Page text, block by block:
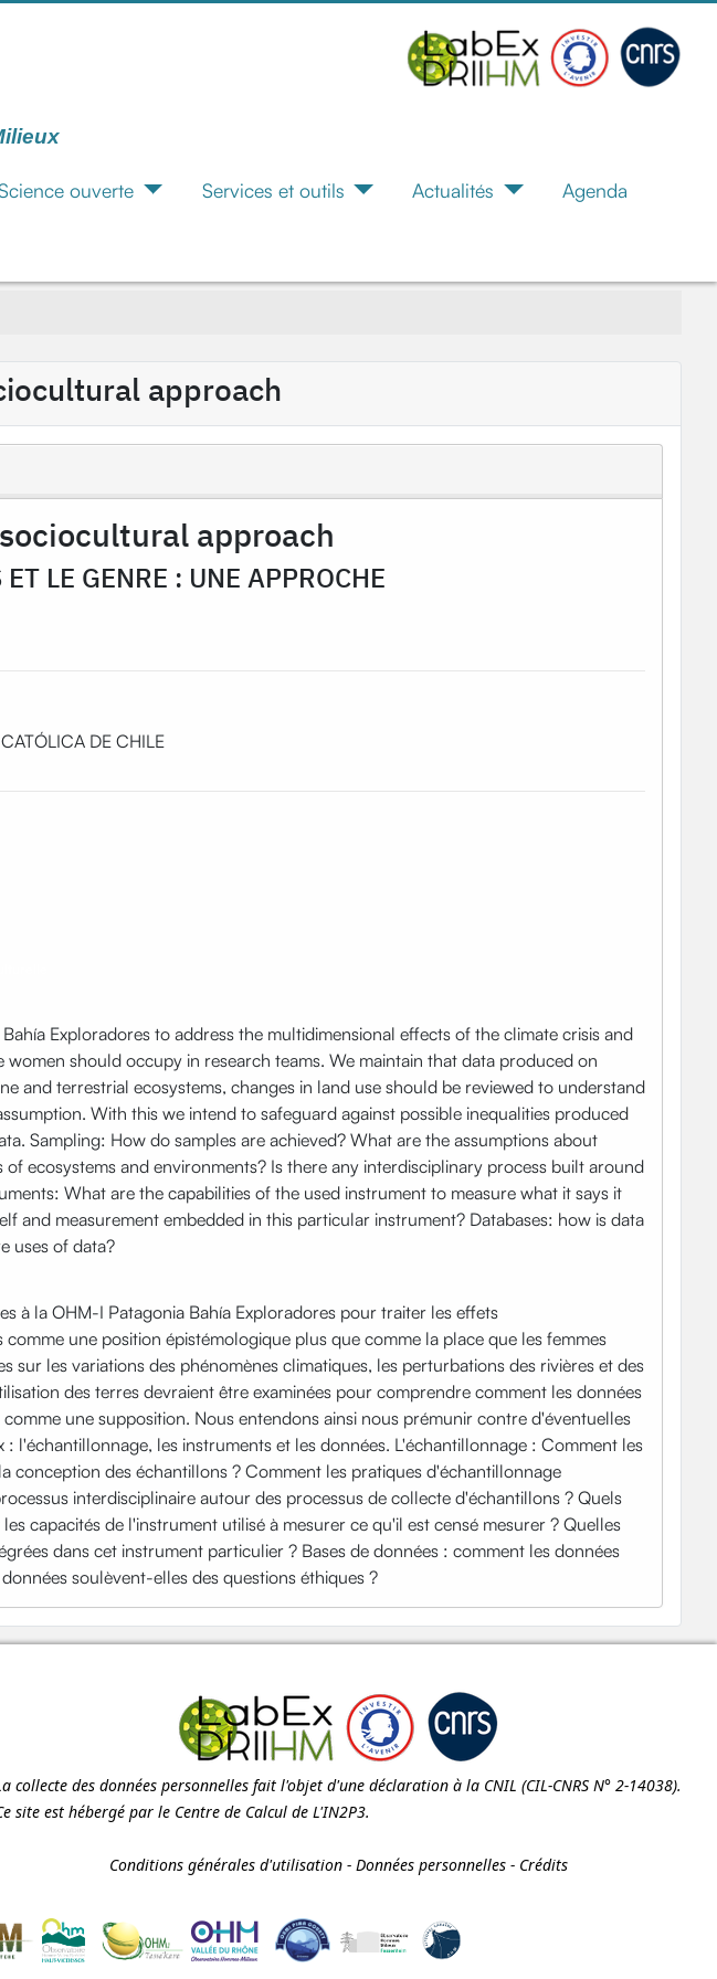
ouverte Services et outils Actualités Agenda
approach
approach
LE GENRE : UNE APPROCHE
DE CHILE
Exploradores to address the multidimensional effects of the climate crisis and
should occupy in research teams. We maintain that data produced on
and terrestrial ecosystems, changes in land use should be reviewed to understand
With this we intend to safeguard against possible inequalities produced
Sampling: How do samples are achieved? What are the assumptions about
ecosystems and environments? Is there any interdisciplinary process built around
What are the capabilities of the used instrument to measure what it says it
and measurement embedded in this particular instrument? Databases: how is data
uses of data?
à la OHM-I Patagonia Bahía Exploradores pour traiter les effets
une position épistémologique plus que comme la place que les femmes
les variations des phénomènes climatiques, les perturbations des rivières et des
des terres devraient être examinées pour comprendre comment les données
une supposition. Nous entendons ainsi nous prémunir contre d'éventuelles
l'échantillonnage, les instruments et les données. L'échantillonnage : Comment les
conception des échantillons ? Comment les pratiques d'échantillonnage
interdisciplinaire autour des processus de collecte d'échantillons ? Quels
capacités de l'instrument utilisé à mesurer ce qu'il est censé mesurer ? Quelles
dans cet instrument particulier ? Bases de données : comment les données
soulèvent-elles des questions éthiques ?
collecte des données personnelles fait l'objet d'une déclaration à la CNIL (CIL-CNRS N° 2-14038).
site est hébergé par le Centre de Calcul de L'IN2P3.
Conditions générales d'utilisation- Données personnelles- Crédits